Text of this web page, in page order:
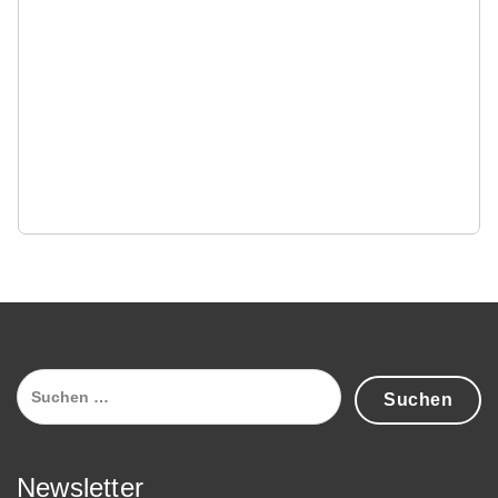
Suchen
nach:
Newsletter